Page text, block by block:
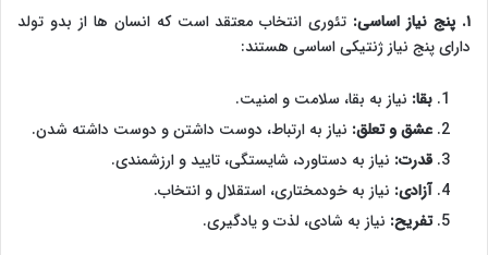
۱. پنج نیاز اساسی:
تئوری انتخاب معتقد است که انسان ها از بدو تولد
دارای پنج نیاز ژنتیکی اساسی هستند:
بقا: نیاز به بقا، سلامت و امنیت.
عشق و تعلق: نیاز به ارتباط، دوست داشتن و دوست داشته شدن.
قدرت: نیاز به دستاورد، شایستگی، تایید و ارزشمندی.
آزادی: نیاز به خودمختاری، استقلال و انتخاب.
تفریح: نیاز به شادی، لذت و یادگیری.